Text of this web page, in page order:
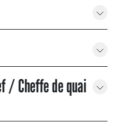
/ Cheffe de quai